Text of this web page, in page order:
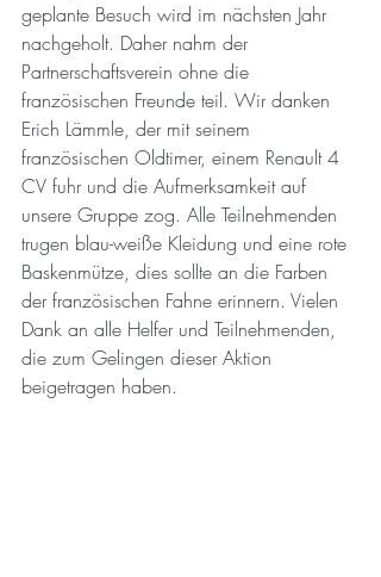
geplante Besuch wird im nächsten Jahr
nachgeholt. Daher nahm der
Partnerschaftsverein ohne die
französischen Freunde teil. Wir danken
Erich Lämmle, der mit seinem
französischen Oldtimer, einem Renault 4
CV fuhr und die Aufmerksamkeit auf
unsere Gruppe zog. Alle Teilnehmenden
trugen blau-weiße Kleidung und eine rote
Baskenmütze, dies sollte an die Farben
der französischen Fahne erinnern. Vielen
Dank an alle Helfer und Teilnehmenden,
die zum Gelingen dieser Aktion
beigetragen haben.